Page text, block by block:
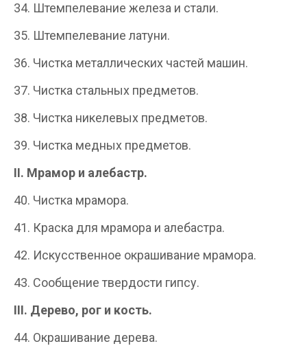
34. Штемпелевание железа и стали.
35. Штемпелевание латуни.
36. Чистка металлических частей машин.
37. Чистка стальных предметов.
38. Чистка никелевых предметов.
39. Чистка медных предметов.
II. Мрамор и алебастр.
40. Чистка мрамора.
41. Краска для мрамора и алебастра.
42. Искусственное окрашивание мрамора.
43. Сообщение твердости гипсу.
III. Дерево, рог и кость.
44. Окрашивание дерева.